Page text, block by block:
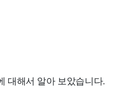
대해서 알아 보았습니다.